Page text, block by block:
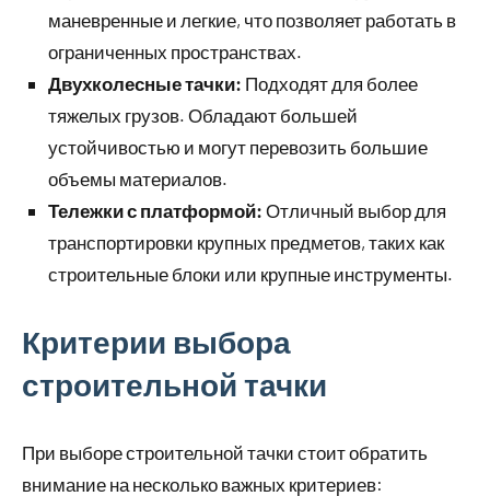
маневренные и легкие, что позволяет работать в
ограниченных пространствах.
Двухколесные тачки: Подходят для более
тяжелых грузов. Обладают большей
устойчивостью и могут перевозить большие
объемы материалов.
Тележки с платформой: Отличный выбор для
транспортировки крупных предметов, таких как
строительные блоки или крупные инструменты.
Критерии выбора
строительной тачки
При выборе строительной тачки стоит обратить
внимание на несколько важных критериев: